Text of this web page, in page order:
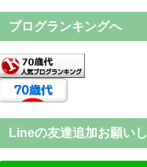
ブログランキングへ
Lineの友達追加お願いし